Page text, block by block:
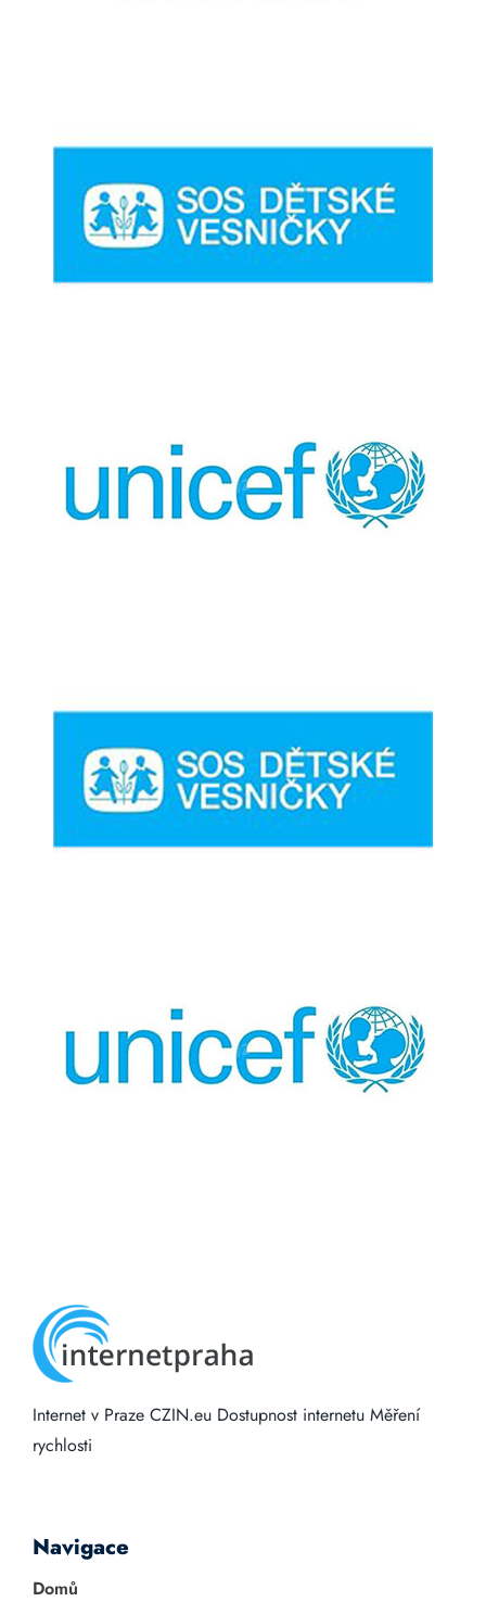
Internet v Praze CZIN.eu Dostupnost internetu Měření
rychlosti
Navigace
Domů